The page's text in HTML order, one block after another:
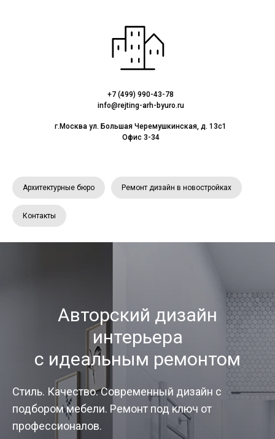
+7 (499) 990-43-78
info@rejting-arh-byuro.ru
г.Москва ул. Большая Черемушкинская, д. 13с1
Офис 3-34
Архитектурные бюро Ремонт дизайн в новостройках
Контакты
Авторский дизайн
интерьера
с идеальным ремонтом
Стиль. Качество. Современный дизайн с
подбором мебели. Ремонт под ключ от
профессионалов.